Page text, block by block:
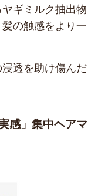
ギミルク抽出物
の触感をより一
透を助け傷んだ
感」集中ヘアマ